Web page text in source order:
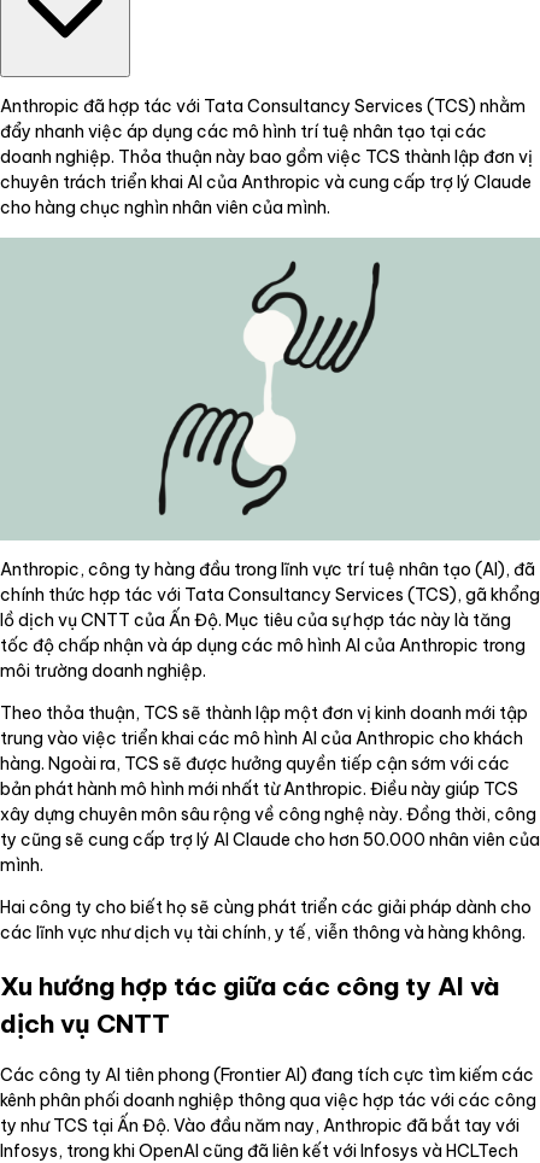
Anthropic đã hợp tác với Tata Consultancy Services (TCS) nhằm
đẩy nhanh việc áp dụng các mô hình trí tuệ nhân tạo tại các
doanh nghiệp. Thỏa thuận này bao gồm việc TCS thành lập đơn vị
chuyên trách triển khai AI của Anthropic và cung cấp trợ lý Claude
cho hàng chục nghìn nhân viên của mình.
Anthropic, công ty hàng đầu trong lĩnh vực trí tuệ nhân tạo (AI), đã
chính thức hợp tác với Tata Consultancy Services (TCS), gã khổng
lồ dịch vụ CNTT của Ấn Độ. Mục tiêu của sự hợp tác này là tăng
tốc độ chấp nhận và áp dụng các mô hình AI của Anthropic trong
môi trường doanh nghiệp.
Theo thỏa thuận, TCS sẽ thành lập một đơn vị kinh doanh mới tập
trung vào việc triển khai các mô hình AI của Anthropic cho khách
hàng. Ngoài ra, TCS sẽ được hưởng quyền tiếp cận sớm với các
bản phát hành mô hình mới nhất từ Anthropic. Điều này giúp TCS
xây dựng chuyên môn sâu rộng về công nghệ này. Đồng thời, công
ty cũng sẽ cung cấp trợ lý AI Claude cho hơn 50.000 nhân viên của
mình.
Hai công ty cho biết họ sẽ cùng phát triển các giải pháp dành cho
các lĩnh vực như dịch vụ tài chính, y tế, viễn thông và hàng không.
Xu hướng hợp tác giữa các công ty AI và
dịch vụ CNTT
Các công ty AI tiên phong (Frontier AI) đang tích cực tìm kiếm các
kênh phân phối doanh nghiệp thông qua việc hợp tác với các công
ty như TCS tại Ấn Độ. Vào đầu năm nay, Anthropic đã bắt tay với
Infosys, trong khi OpenAI cũng đã liên kết với Infosys và HCLTech